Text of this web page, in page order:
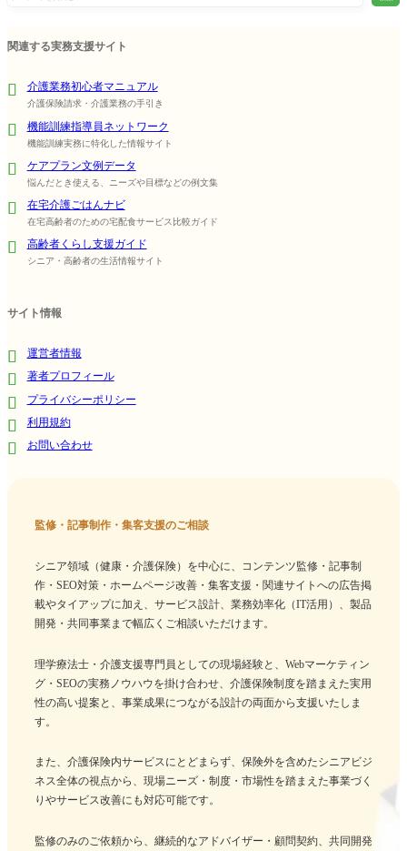
関連する実務支援サイト
介護業務初心者マニュアル
介護保険請求・介護業務の手引き
機能訓練指導員ネットワーク
機能訓練実務に特化した情報サイト
ケアプラン文例データ
悩んだとき使える、ニーズや目標などの例文集
在宅介護ごはんナビ
在宅高齢者のための宅配食サービス比較ガイド
高齢者くらし支援ガイド
シニア・高齢者の生活情報サイト
サイト情報
運営者情報
著者プロフィール
プライバシーポリシー
利用規約
お問い合わせ
監修・記事制作・集客支援のご相談
シニア領域（健康・介護保険）を中心に、コンテンツ監修・記事制
作・SEO対策・ホームページ改善・集客支援・関連サイトへの広告掲
載やタイアップに加え、サービス設計、業務効率化（IT活用）、製品
開発・共同事業まで幅広くご相談いただけます。
理学療法士・介護支援専門員としての現場経験と、Webマーケティン
グ・SEOの実務ノウハウを掛け合わせ、介護保険制度を踏まえた実用
性の高い提案と、事業成果につながる設計の両面から支援いたしま
す。
また、介護保険内サービスにとどまらず、保険外を含めたシニアビジ
ネス全体の視点から、現場ニーズ・制度・市場性を踏まえた事業づく
りやサービス改善にも対応可能です。
監修のみのご依頼から、継続的なアドバイザー・顧問契約、共同開発